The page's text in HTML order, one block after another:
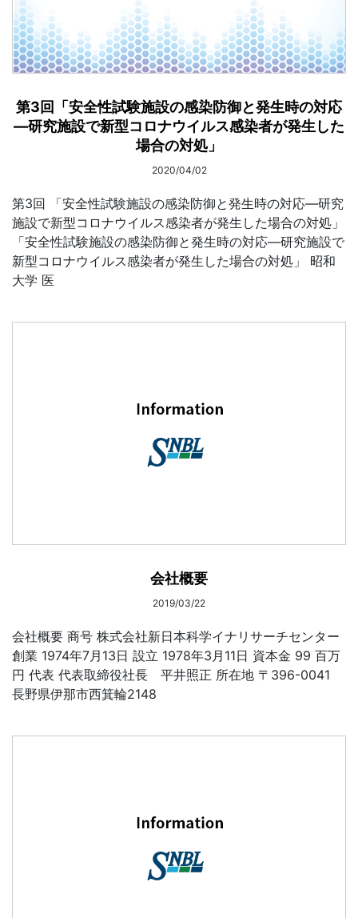
第3回「安全性試験施設の感染防御と発生時の対応
―研究施設で新型コロナウイルス感染者が発生した
場合の対処」
2020/04/02
第3回 「安全性試験施設の感染防御と発生時の対応―研究
施設で新型コロナウイルス感染者が発生した場合の対処」
「安全性試験施設の感染防御と発生時の対応―研究施設で
新型コロナウイルス感染者が発生した場合の対処」 昭和
大学 医
会社概要
2019/03/22
会社概要 商号 株式会社新日本科学イナリサーチセンター
創業 1974年7月13日 設立 1978年3月11日 資本金 99 百万
円 代表 代表取締役社長 平井照正 所在地 〒396-0041
長野県伊那市西箕輪2148